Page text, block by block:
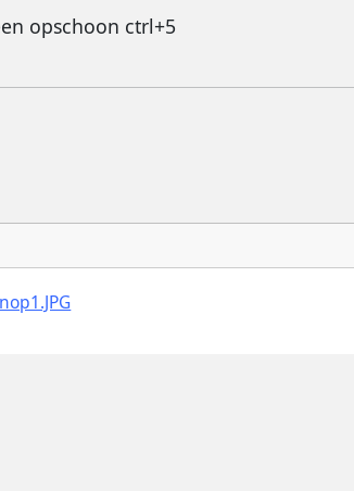
opschoon ctrl+5